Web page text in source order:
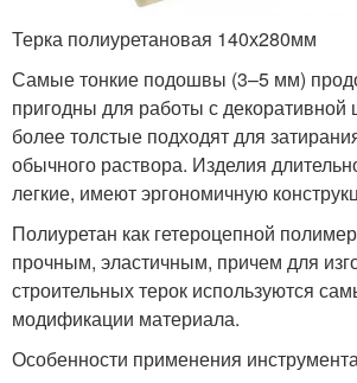
Терка полиуретановая 140х280мм
Самые тонкие подошвы (3–5 мм)
пригодны для работы с декоративной
более толстые подходят для
обычного раствора. Изделия
легкие, имеют эргономичную
Полиуретан как гетероцепной
прочным, эластичным, причем для
строительных терок используются
модификации материала.
Особенности применения